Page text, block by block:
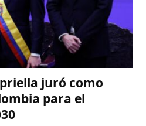
juró como
para el